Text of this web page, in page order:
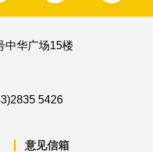
中华广场15楼
5426
意见信箱